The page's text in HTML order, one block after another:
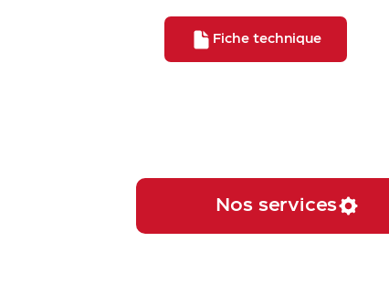
Fiche technique
Nos services